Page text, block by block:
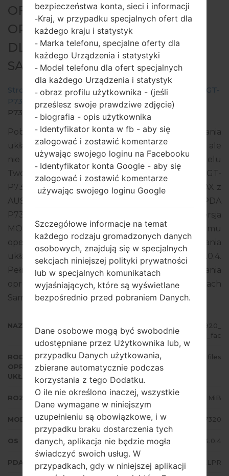
OFICJALNE
OPROGRAMOWANIE #24777
DLA: GT-P7320 -
SAMSUNGGALAXY TAB 8.9 LTE
Strona startowa →Galaxy Tab 8.9 LTE → SamsungGT-
P7320
→GT-
P7320_MAX_1_20150113194920_v6aygl17d1_fac.zip
Pobierz najnowszą aktualizację oprogramowania
układowego dla Samsung Galaxy Tab 8.9 LTE, ale
nie zapomnij sprawdzić, czy numer modelu
Twojego smartfona odpowiada wskazanemu GT-
P7320. Kod oprogramowania układowego to MAX z
AUSTRIA. Produkt jest dostarczany z wersją PDA
P7320XXLPR, wersja CSC P7320TMOLP8, wersja
MODEM P7320XXLPA. Wersja systemu
operacyjnego danego oprogramowania
układowego to Android Ice Cream Sandwich 4.0.4.
Pełny poradnik na temat flashowania
oprogramowania układowego na urządzeniach
Samsungtutaj
NAZWA PLIKU
GT-P7320_MAX_1_20150113194920_
v6aygl17d1_fac
RODZAJ
OPROGRAMOWANIA
UKŁADOWEGO
4 files
ROZMIAR PLIKU 630.14 MiB
MODEL Samsung GT-P7320
OS Android Ice Cream Sandwich 4.0.4
PDA/AP WERSJA P7320XXLPR
bezpieczeństwa konta, sieci i informacji
-Kraj, w przypadku specjalnych ofert dla
każdego kraju i statystyk
- Marka telefonu, specjalne oferty dla
każdego Urządzenia i statystyki
- Model telefonu dla ofert specjalnych
dla każdego Urządzenia i statystyk
- obraz profilu użytkownika - (jeśli
prześlesz swoje prawdziwe zdjęcie)
- biografia - opis użytkownika
- Identyfikator konta w fb - aby się
zalogować i zostawić komentarze
używając swojego loginu na Facebooku
- Identyfikator konta Google - aby się
zalogować i zostawić komentarze
używając swojego loginu Google
Szczegółowe informacje na temat
każdego rodzaju gromadzonych danych
osobowych, znajdują się w specjalnych
sekcjach niniejszej polityki prywatności
lub w specjalnych komunikatach
wyjaśniających, które są wyświetlane
bezpośrednio przed pobraniem Danych.
Dane osobowe mogą być swobodnie
udostępniane przez Użytkownika lub, w
przypadku Danych użytkowania,
zbierane automatycznie podczas
korzystania z tego Dodatku.
O ile nie określono inaczej, wszystkie
Dane wymagane w niniejszym
uzupełnieniu są obowiązkowe, i w
przypadku braku dostarczenia tych
danych, aplikacja nie będzie mogła
świadczyć swoich usług. W
przypadkach, gdy w niniejszej aplikacji